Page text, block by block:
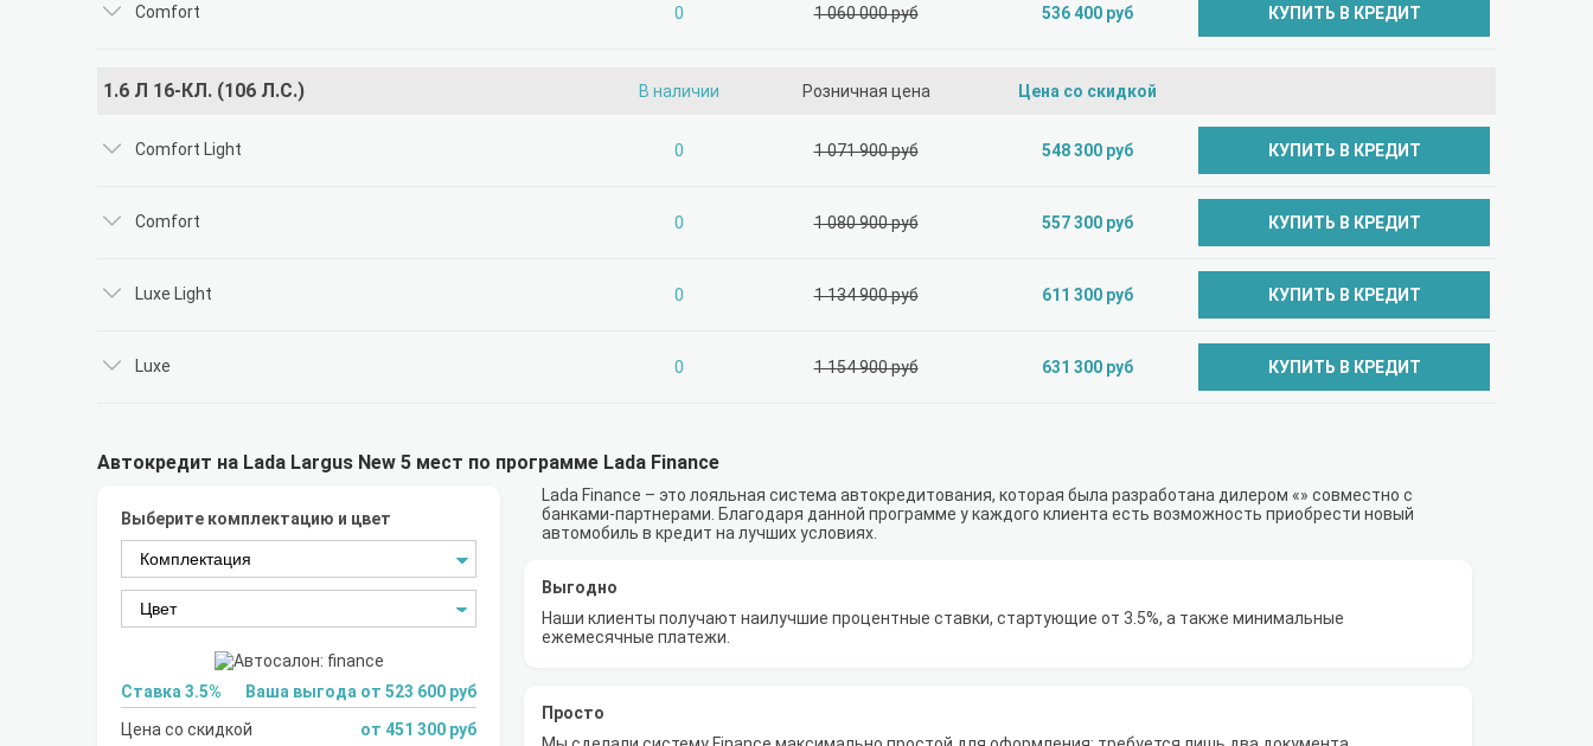
Comfort 0 1 060 000 руб 536 400 руб КУПИТЬ В КРЕДИТ
1.6 Л 16-КЛ. (106 Л.С.) В наличии Розничная цена Цена со скидкой
Comfort Light 0 1 071 900 руб 548 300 руб КУПИТЬ В КРЕДИТ
Comfort 0 1 080 900 руб 557 300 руб КУПИТЬ В КРЕДИТ
Luxe Light 0 1 134 900 руб 611 300 руб КУПИТЬ В КРЕДИТ
Luxe 0 1 154 900 руб 631 300 руб КУПИТЬ В КРЕДИТ
Автокредит на Lada Largus New 5 мест по программе Lada Finance
Выберите комплектацию и цвет
Ставка 3.5%
Ваша выгода от 523 600 руб
Цена со скидкой
от 451 300 руб
Lada Finance – это лояльная система автокредитования, которая была разработана дилером «» совместно с
банками-партнерами. Благодаря данной программе у каждого клиента есть возможность приобрести новый
автомобиль в кредит на лучших условиях.
Выгодно
Наши клиенты получают наилучшие процентные ставки, стартующие от 3.5%, а также минимальные
ежемесячные платежи.
Просто